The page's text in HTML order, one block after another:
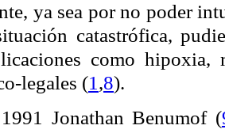
ya sea por no poder
catastrófica,
como hipoxia,
legales (1,8).
Jonathan Benumof (